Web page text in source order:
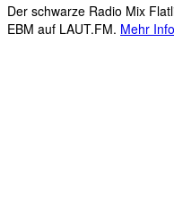
Der schwarze Radio Mix
EBM auf LAUT.FM. Mehr